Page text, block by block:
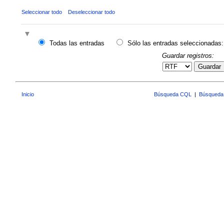
Seleccionar todo Deseleccionar todo
Todas las entradas
Sólo las entradas seleccionadas:
Guardar registros:
Guardar
Inicio Búsqueda CQL